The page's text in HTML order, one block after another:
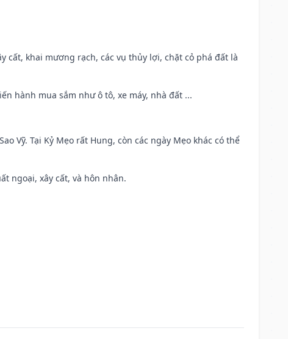
cất, khai mương rạch, các vụ thủy lợi, chặt cỏ phá đất là
hành mua sắm như ô tô, xe máy, nhà đất ...
Vỹ. Tại Kỷ Mẹo rất Hung, còn các ngày Mẹo khác có thể
ngoại, xây cất, và hôn nhân.